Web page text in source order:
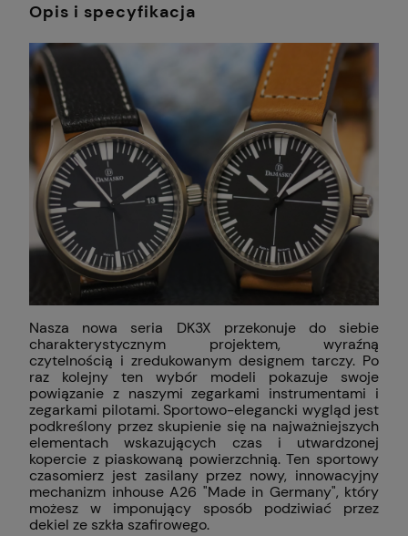
Opis i specyfikacja
Nasza nowa seria DK3X przekonuje do siebie
charakterystycznym projektem, wyraźną
czytelnością i zredukowanym designem tarczy. Po
raz kolejny ten wybór modeli pokazuje swoje
powiązanie z naszymi zegarkami instrumentami i
zegarkami pilotami. Sportowo-elegancki wygląd jest
podkreślony przez skupienie się na najważniejszych
elementach wskazujących czas i utwardzonej
kopercie z piaskowaną powierzchnią. Ten sportowy
czasomierz jest zasilany przez nowy, innowacyjny
mechanizm inhouse A26 "Made in Germany", który
możesz w imponujący sposób podziwiać przez
dekiel ze szkła szafirowego.